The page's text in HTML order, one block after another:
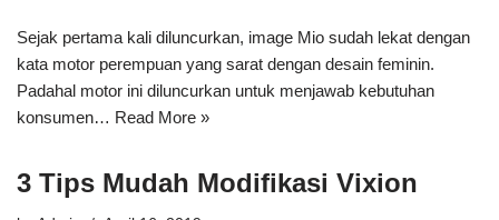
Sejak pertama kali diluncurkan, image Mio sudah lekat dengan
kata motor perempuan yang sarat dengan desain feminin.
Padahal motor ini diluncurkan untuk menjawab kebutuhan
konsumen… Read More »
3 Tips Mudah Modifikasi Vixion